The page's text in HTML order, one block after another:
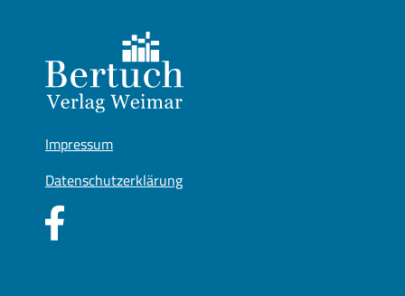
Impressum
Datenschutzerklärung